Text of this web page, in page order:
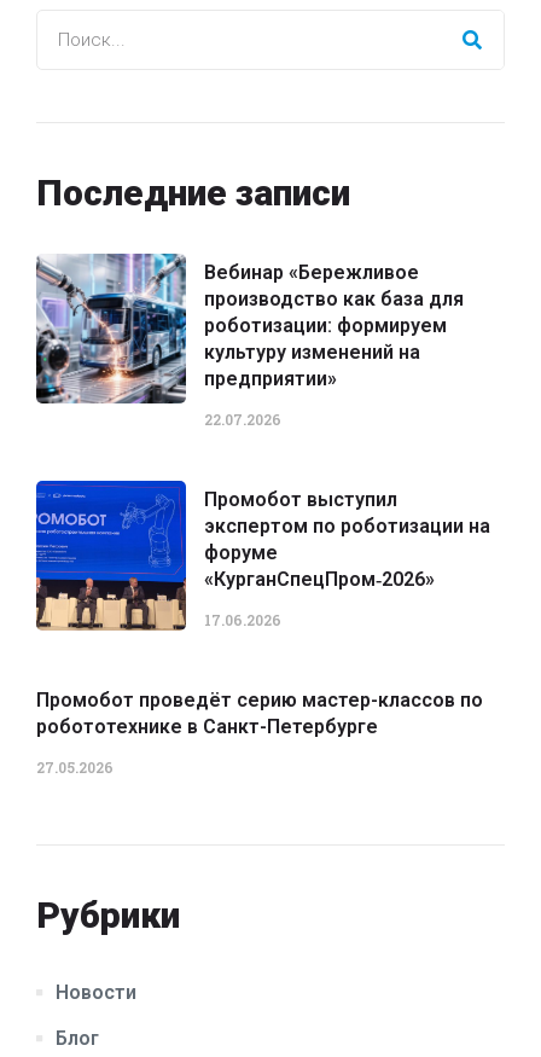
Последние записи
Вебинар «Бережливое
производство как база для
роботизации: формируем
культуру изменений на
предприятии»
22.07.2026
Промобот выступил
экспертом по роботизации на
форуме
«КурганСпецПром‑2026»
17.06.2026
Промобот проведёт серию мастер-классов по
робототехнике в Санкт-Петербурге
27.05.2026
Рубрики
Новости
Блог